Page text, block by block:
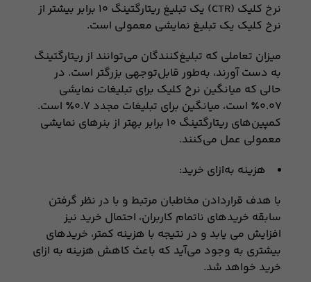
نرخ کلیک (CTR) یک تبليغ ريتارگتینگ ۱۰ برابر بیشتر از
نرخ کلیک یک تبليغ نمایشی معمولی است.
ميزان تعاملی که تبليغ‌کنندگان می‌توانند از ريتارگتینگ
به دست آورند، به‌طور قابل‌توجهی بزرگتر است. در
حالی که میانگين ‌‌نرخ کلیک برای تبلیغات نمایشی
۰.۰۷٪ است، میانگين برای تبلیغات مجدد ۰.۷٪ است.
کمپين‌های ريتارگتینگ ۱۰ برابر بهتر از بنرهای نمایشی
معمولی عمل می‌کنند.
هزینه به‌ازای خرید:
با هدف قراردادن مخاطبان مرتبط و با در نظر گرفتن
سابقه خریدهای ناتمام کاربران، احتمال خرید نیز
افزایش می یابد و در نتیجه با هزینه کمتر، خریدهای
بیشتری به وجود می‌آید که باعث کاهش هزینه به ازای
خرید خواهد شد.